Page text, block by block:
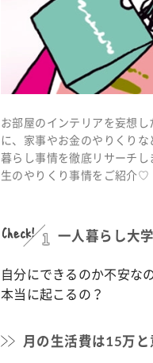
お部屋のインテリアを妄想
に、家事やお金のやりくり
暮らし事情を徹底リサーチ
生のやりくり事情をご紹介♡
Check! 1 一人暮らし大
自分にできるのか不安な
本当に起こるの？
月の生活費は15万と